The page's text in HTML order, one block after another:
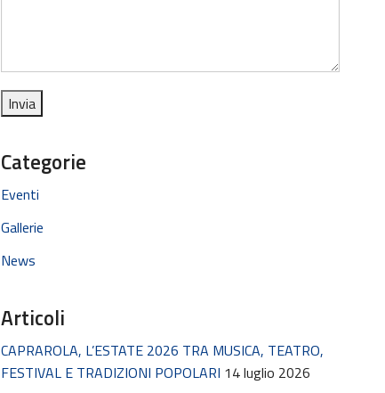
Categorie
Eventi
Gallerie
News
Articoli
CAPRAROLA, L’ESTATE 2026 TRA MUSICA, TEATRO,
FESTIVAL E TRADIZIONI POPOLARI 14 luglio 2026